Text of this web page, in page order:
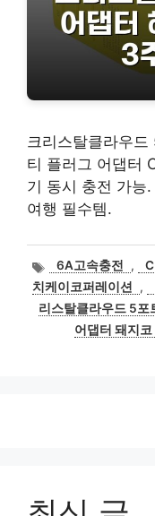
크리스탈클라우
티 플러그 어댑터
기 동시 충전 가능
여행 필수템.
태
그
6A고속충전 ,
치케이코퍼레이션
,
리스탈클라우드 5포
어댑터 돼지